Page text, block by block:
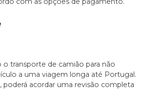
o transporte de camião para não
a uma viagem longa até Portugal.
poderá acordar uma revisão completa